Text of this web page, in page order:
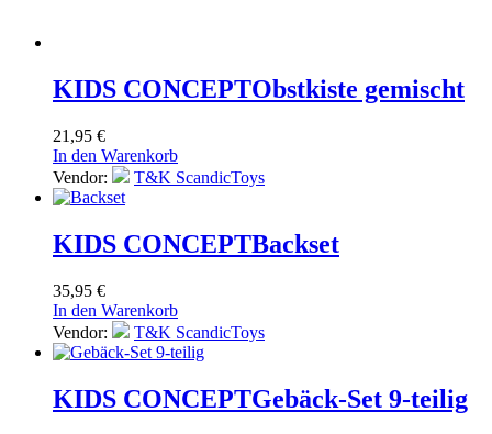
KIDS CONCEPTObstkiste gemischt
21,95 €
In den Warenkorb
Vendor:
T&K ScandicToys
KIDS CONCEPTBackset
35,95 €
In den Warenkorb
Vendor:
T&K ScandicToys
KIDS CONCEPTGebäck-Set 9-teilig